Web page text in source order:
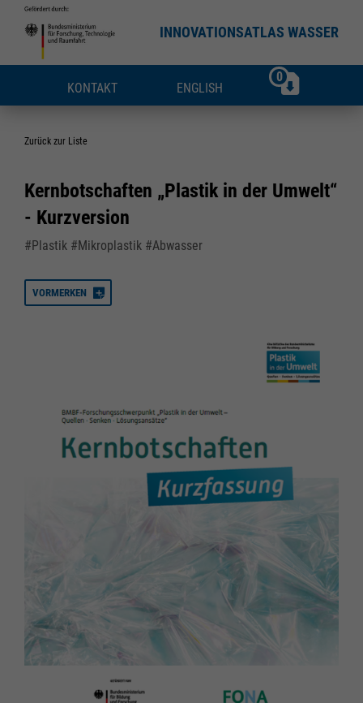
INNOVATIONSATLAS WASSER
KONTAKT ENGLISH
0
Zurück zur Liste
Kernbotschaften „Plastik in der Umwelt“
- Kurzversion
#Plastik #Mikroplastik #Abwasser
VORMERKEN